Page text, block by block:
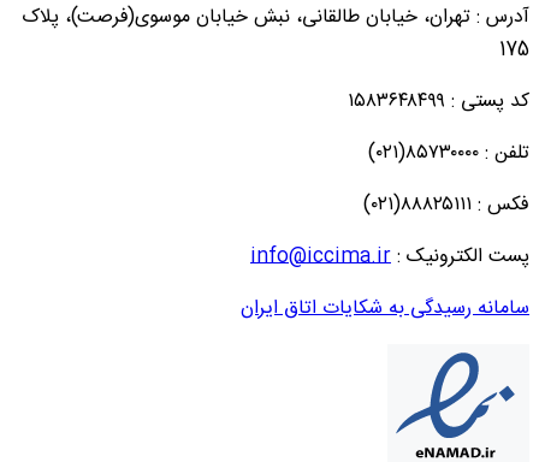
آدرس : تهران، خیابان طالقانی، نبش خیابان موسوی(فرصت)، پلاک
175
کد پستی : ۱۵۸۳۶۴۸۴۹۹
تلفن : ۸۵۷۳۰۰۰۰(۰۲۱)
فکس : ۸۸۸۲۵۱۱۱(۰۲۱)
پست الکترونیک :info@iccima.ir
سامانه رسیدگی به شکایات اتاق ایران